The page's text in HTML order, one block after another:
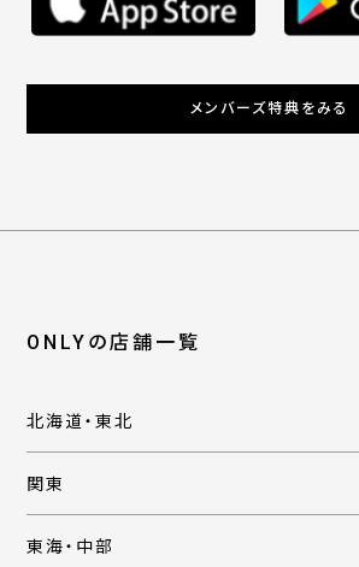
メンバーズ特典をみる
ONLYの店舗一覧
北海道・東北
関東
東海・中部